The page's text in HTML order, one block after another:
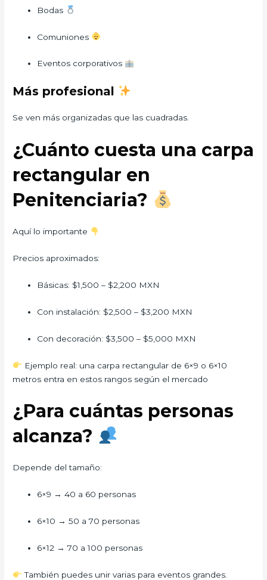
Bodas
Comuniones
Eventos corporativos
Más profesional
Se ven más organizadas que las cuadradas.
¿Cuánto cuesta una carpa
rectangular en
Penitenciaria?
Aquí lo importante
Precios aproximados:
Básicas: $1,500 – $2,200 MXN
Con instalación: $2,500 – $3,200 MXN
Con decoración: $3,500 – $5,000 MXN
Ejemplo real: una carpa rectangular de 6×9 o 6×10
metros entra en estos rangos según el mercado
¿Para cuántas personas
alcanza?
Depende del tamaño:
6×9 → 40 a 60 personas
6×10 → 50 a 70 personas
6×12 → 70 a 100 personas
También puedes unir varias para eventos grandes.